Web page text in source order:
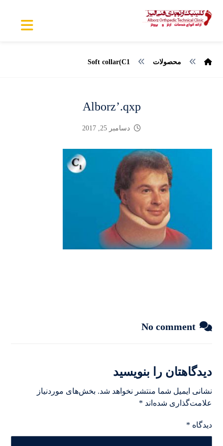
محصولات Soft collar(C1
Alborz’.qxp
دسامبر 25, 2017
No comment
دیدگاهتان را بنویسید
نشانی ایمیل شما منتشر نخواهد شد. بخش‌های موردنیاز
علامت‌گذاری شده‌اند *
دیدگاه *